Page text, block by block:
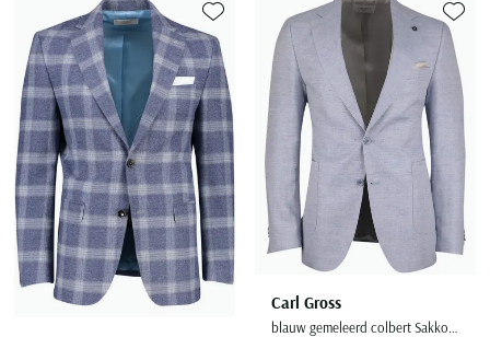
Toevoegen aan favorieten
Carl Gross
blauw gemeleerd colbert Sakko knopen